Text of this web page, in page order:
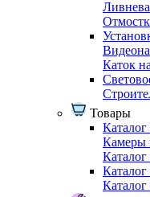
Каток
Товары
Каталог
Камеры
Каталог
Каталог
Каталог